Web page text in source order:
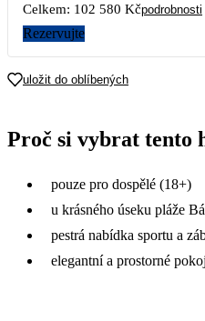
Celkem: 102 580 Kčpodrobnosti
Rezervujte
uložit do oblíbených
Proč si vybrat tento
pouze pro dospělé (18+)
u krásného úseku pláže
pestrá nabídka sportu a
elegantní a prostorné